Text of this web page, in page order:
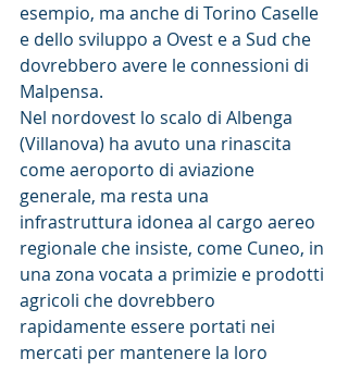
esempio, ma anche di Torino Caselle
e dello sviluppo a Ovest e a Sud che
dovrebbero avere le connessioni di
Malpensa.
Nel nordovest lo scalo di Albenga
(Villanova) ha avuto una rinascita
come aeroporto di aviazione
generale, ma resta una
infrastruttura idonea al cargo aereo
regionale che insiste, come Cuneo, in
una zona vocata a primizie e prodotti
agricoli che dovrebbero
rapidamente essere portati nei
mercati per mantenere la loro